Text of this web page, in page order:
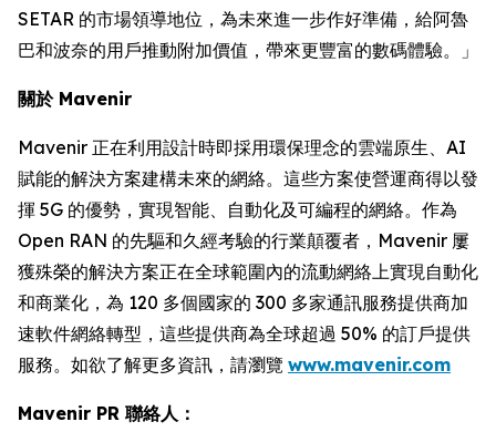
SETAR 的市場領導地位，為未來進一步作好準備，給阿魯
巴和波奈的用戶推動附加價值，帶來更豐富的數碼體驗。」
關於 Mavenir
Mavenir 正在利用設計時即採用環保理念的雲端原生、AI
賦能的解決方案建構未來的網絡。這些方案使營運商得以發
揮 5G 的優勢，實現智能、自動化及可編程的網絡。作為
Open RAN 的先驅和久經考驗的行業顛覆者，Mavenir 屢
獲殊榮的解決方案正在全球範圍內的流動網絡上實現自動化
和商業化，為 120 多個國家的 300 多家通訊服務提供商加
速軟件網絡轉型，這些提供商為全球超過 50% 的訂戶提供
服務。如欲了解更多資訊，請瀏覽 www.mavenir.com
Mavenir PR 聯絡人：